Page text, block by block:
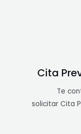
Cita
Te
solicitar Cita